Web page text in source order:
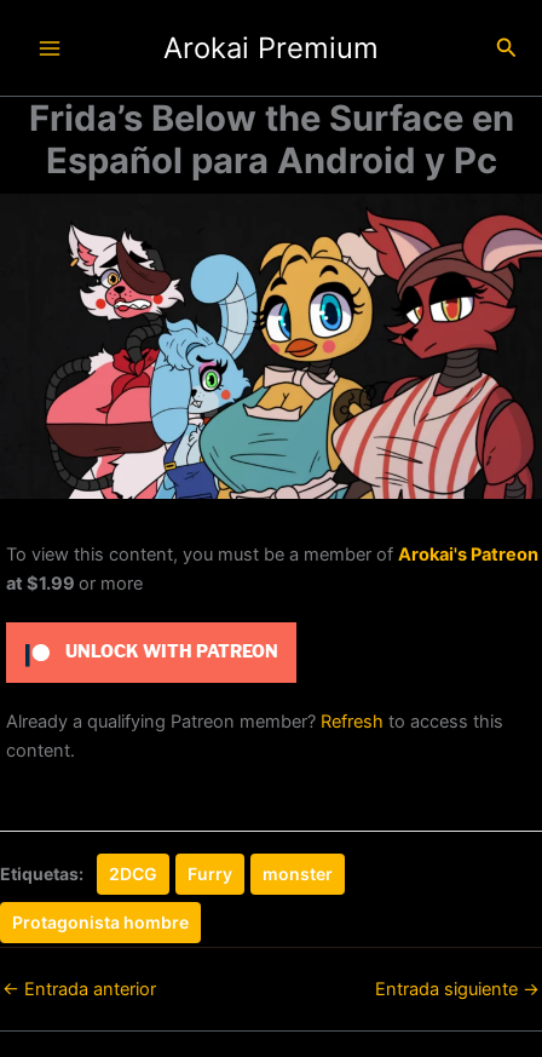
Arokai Premium
Frida’s Below the Surface en
Español para Android y Pc
To view this content, you must be a member of Arokai's Patreon
at $1.99 or more
UNLOCK WITH PATREON
Already a qualifying Patreon member? Refresh to access this
content.
Etiquetas: 2DCG Furry monster
Protagonista hombre
← Entrada anterior Entrada siguiente →